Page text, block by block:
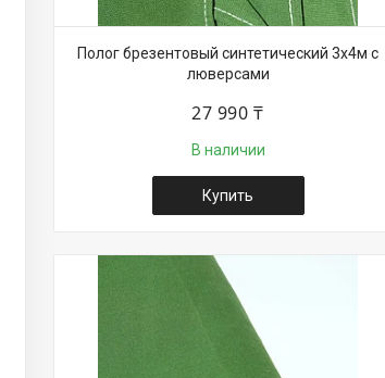
Полог брезентовый синтетический 3х4м с
люверсами
27 990 ₸
В наличии
Купить